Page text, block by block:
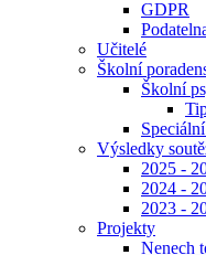
GDPR
Učitelé
Školní
Školní
Výsledky
2025 -
2024 -
2023 -
Projekty
Nenech